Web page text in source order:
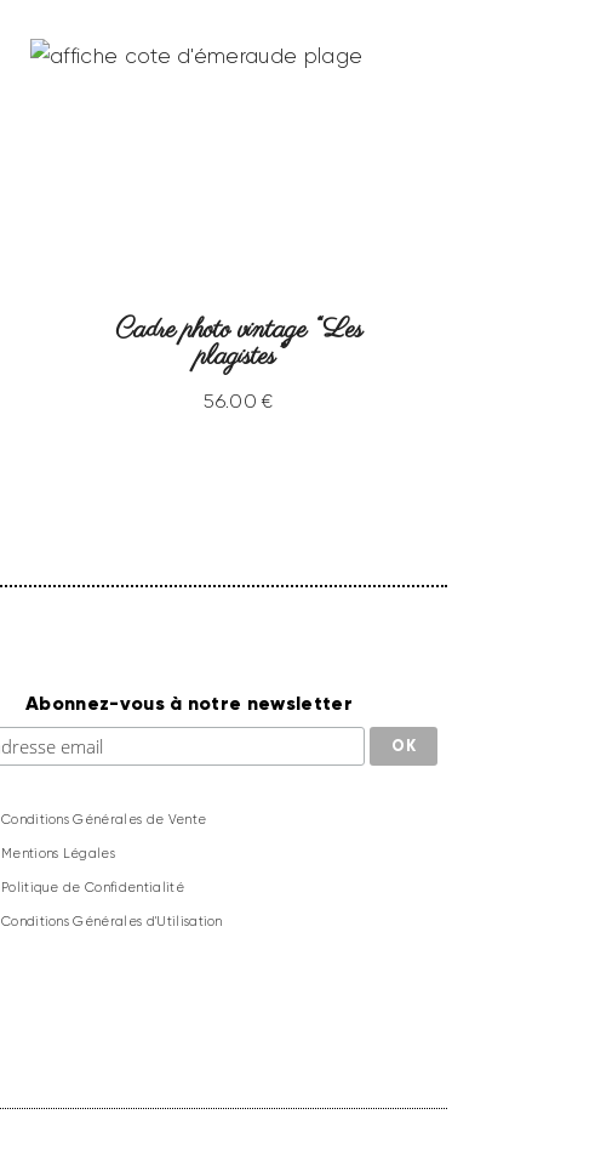
Cadre photo vintage “Les
plagistes”
56.00 €
Abonnez-vous à notre newsletter
Conditions Générales de Vente
Mentions Légales
Politique de Confidentialité
Conditions Générales d'Utilisation